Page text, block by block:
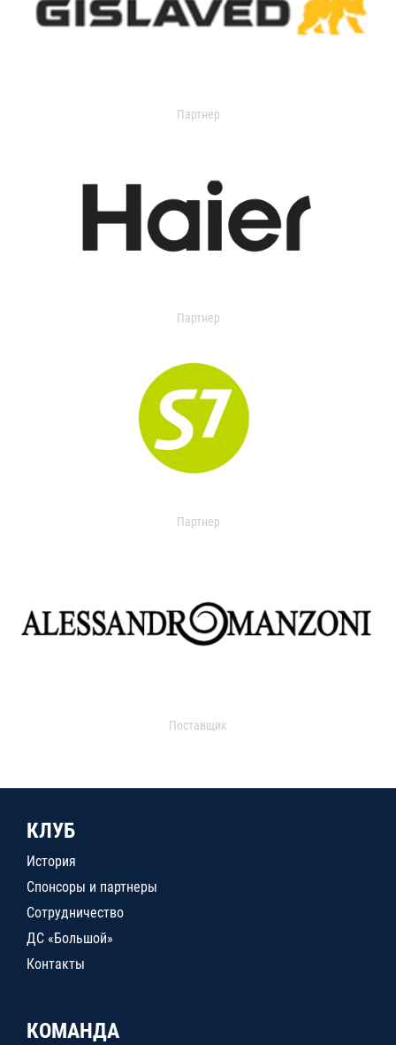
Партнер
Партнер
Партнер
Поставщик
КЛУБ
История
Спонсоры и партнеры
Сотрудничество
ДС «Большой»
Контакты
КОМАНДА